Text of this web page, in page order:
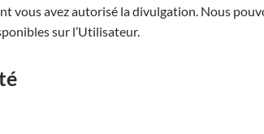
vous avez autorisé la divulgation. Nous
sur l’Utilisateur.